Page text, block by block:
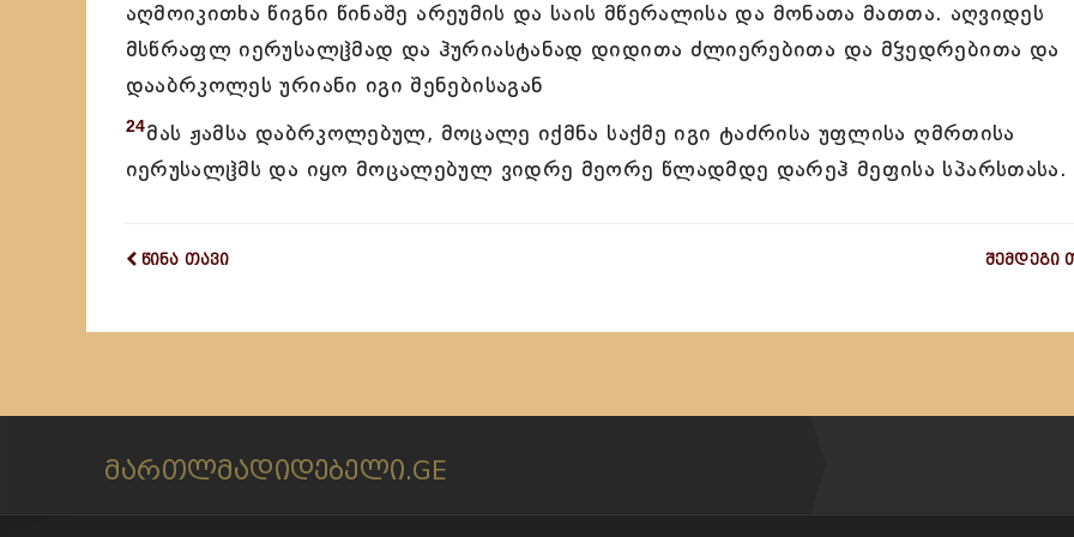
აღმოიკითხა წიგნი წინაშე არეუმის და საის მწერალისა და მონათა მათთა. აღვიდეს
მსწრაფლ იერუსალჱმად და ჰურიასტანად დიდითა ძლიერებითა და მჴედრებითა და
დააბრკოლეს ურიანი იგი შენებისაგან
24მას ჟამსა დაბრკოლებულ, მოცალე იქმნა საქმე იგი ტაძრისა უფლისა ღმრთისა
იერუსალჱმს და იყო მოცალებულ ვიდრე მეორე წლადმდე დარეჰ მეფისა სპარსთასა.
წინა თავი შემდეგი
მართლმადიდებელი.GE